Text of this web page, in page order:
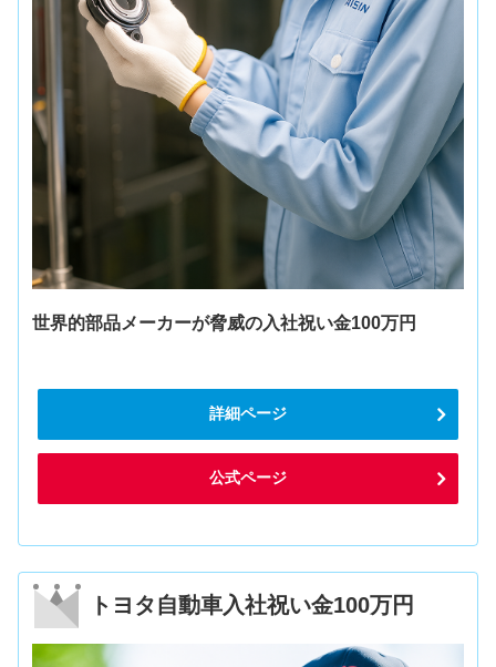
世界的部品メーカーが脅威の入社祝い金100万円
詳細ページ
公式ページ
トヨタ自動車入社祝い金100万円